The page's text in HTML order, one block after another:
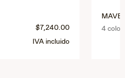
$7,240.00
IVA incluido
4